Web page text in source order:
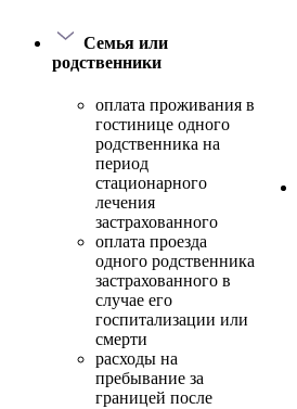
Семья или
родственники
оплата проживания в
гостинице одного
родственника на
период
стационарного
лечения
застрахованного
оплата проезда
одного родственника
застрахованного в
случае его
госпитализации или
смерти
расходы на
пребывание за
границей после